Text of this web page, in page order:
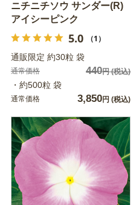
ニチニチソウ サンダー(R)
アイシーピンク
5.0 （1）
通販限定 約30粒 袋
通常価格 440円(税込)
・約500粒 袋
通常価格 3,850円 (税込)